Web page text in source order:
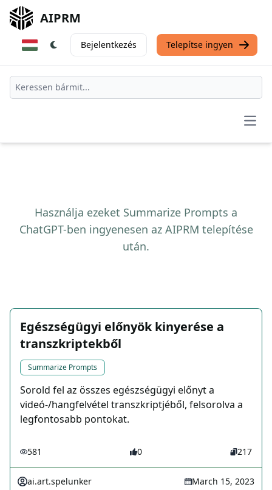
AIPRM
Bejelentkezés Telepítse ingyen
Használja ezeket Summarize Prompts a
ChatGPT-ben ingyenesen az AIPRM telepítése
után.
Egészségügyi előnyök kinyerése a
transzkriptekből
Summarize Prompts
Sorold fel az összes egészségügyi előnyt a
videó-/hangfelvétel transzkriptjéből, felsorolva a
legfontosabb pontokat.
581 0 217
ai.art.spelunker March 15, 2023